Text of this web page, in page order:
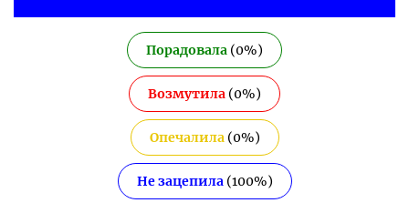
Порадовала (0%)
Возмутила (0%)
Опечалила(0%)
Не зацепила(100%)